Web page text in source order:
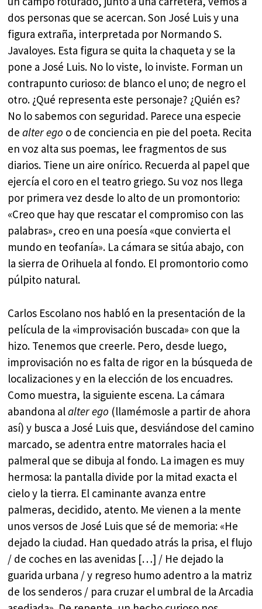
dos personas que se acercan. Son José Luis y una
figura extraña, interpretada por Normando S.
Javaloyes. Esta figura se quita la chaqueta y se la
pone a José Luis. No lo viste, lo inviste. Forman un
contrapunto curioso: de blanco el uno; de negro el
otro. ¿Qué representa este personaje? ¿Quién es?
No lo sabemos con seguridad. Parece una especie
dealter ego o de conciencia en pie del poeta. Recita
en voz alta sus poemas, lee fragmentos de sus
diarios. Tiene un aire onírico. Recuerda al papel que
ejercía el coro en el teatro griego. Su voz nos llega
por primera vez desde lo alto de un promontorio:
«Creo que hay que rescatar el compromiso con las
palabras», creo en una poesía «que convierta el
mundo en teofanía». La cámara se sitúa abajo, con
la sierra de Orihuela al fondo. El promontorio como
púlpito natural.
Carlos Escolano nos habló en la presentación de la
película de la «improvisación buscada» con que la
hizo. Tenemos que creerle. Pero, desde luego,
improvisación no es falta de rigor en la búsqueda de
localizaciones y en la elección de los encuadres.
Como muestra, la siguiente escena. La cámara
abandona alalter ego (llamémosle a partir de ahora
así) y busca a José Luis que, desviándose del camino
marcado, se adentra entre matorrales hacia el
palmeral que se dibuja al fondo. La imagen es muy
hermosa: la pantalla divide por la mitad exacta el
cielo y la tierra. El caminante avanza entre
palmeras, decidido, atento. Me vienen a la mente
unos versos de José Luis que sé de memoria: «He
dejado la ciudad. Han quedado atrás la prisa, el flujo
/ de coches en las avenidas […] / He dejado la
guarida urbana / y regreso humo adentro a la matriz
de los senderos / para cruzar el umbral de la Arcadia